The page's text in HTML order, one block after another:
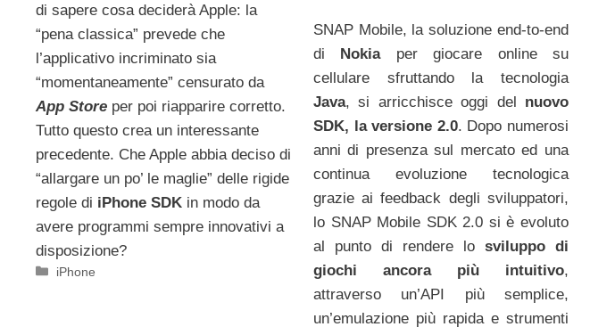
di sapere cosa deciderà Apple: la
“pena classica” prevede che
l’applicativo incriminato sia
“momentaneamente” censurato da
App Store per poi riapparire corretto.
Tutto questo crea un interessante
precedente. Che Apple abbia deciso di
“allargare un po’ le maglie” delle rigide
regole di iPhone SDK in modo da
avere programmi sempre innovativi a
disposizione?
Categorie
iPhone
SNAP Mobile, la soluzione end-to-end
di
Nokiaper giocare online su
cellulare sfruttando la tecnologia
Java, si arricchisce oggi del nuovo
SDK, la versione 2.0. Dopo numerosi
anni di presenza sul mercato ed una
continua evoluzione tecnologica
grazie ai feedback degli sviluppatori,
lo SNAP Mobile SDK 2.0 si è evoluto
al punto di rendere lo sviluppo di
giochi ancora più intuitivo,
attraverso un’API più semplice,
un’emulazione più rapida e strumenti